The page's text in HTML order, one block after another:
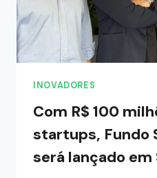
INOVADORES
Com R$ 100
startups, Fundo
será lançado